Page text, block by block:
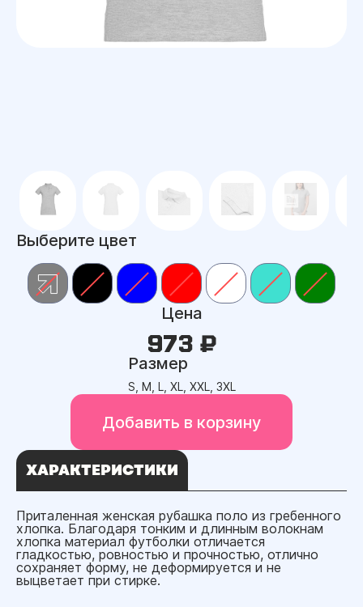
Выберите цвет
Цена
973 ₽
Размер
S, M, L, XL, XXL, 3XL
Добавить в корзину
ХАРАКТЕРИСТИКИ
Приталенная женская рубашка поло из гребенного
хлопка. Благодаря тонким и длинным волокнам
хлопка материал футболки отличается
гладкостью, ровностью и прочностью, отлично
сохраняет форму, не деформируется и не
выцветает при стирке.